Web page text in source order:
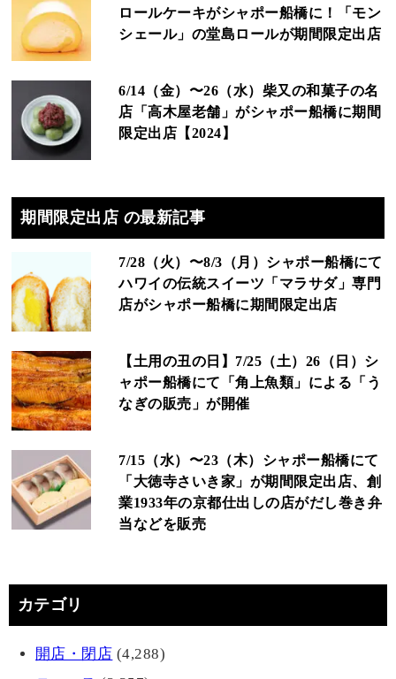
ロールケーキがシャポー船橋に！「モン
シェール」の堂島ロールが期間限定出店
6/14（金）〜26（水）柴又の和菓子の名
店「高木屋老舗」がシャポー船橋に期間
限定出店【2024】
期間限定出店 の最新記事
7/28（火）〜8/3（月）シャポー船橋にて
ハワイの伝統スイーツ「マラサダ」専門
店がシャポー船橋に期間限定出店
【土用の丑の日】7/25（土）26（日）シ
ャポー船橋にて「角上魚類」による「う
なぎの販売」が開催
7/15（水）〜23（木）シャポー船橋にて
「大徳寺さいき家」が期間限定出店、創
業1933年の京都仕出しの店がだし巻き弁
当などを販売
カテゴリ
開店・閉店 (4,288)